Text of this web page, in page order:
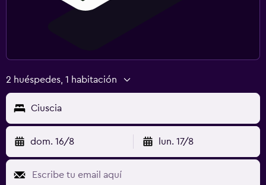
2 huéspedes, 1 habitación
Ciuscia
dom. 16/8 lun. 17/8